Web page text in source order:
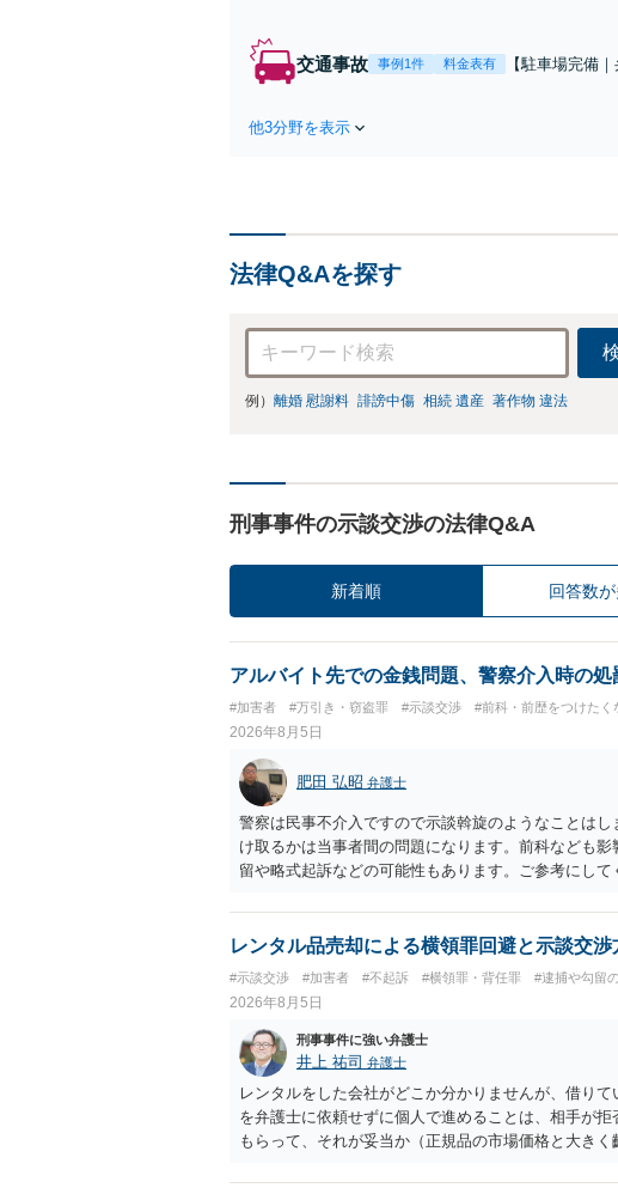
｜駐車場完備】
交通事故 事例1件 料金表有
【駐車場完備
他3分野を表示
法律Q&Aを探す
例） 離婚 慰謝料 誹謗中傷 相続 遺産 著作物 違法
刑事事件の示談交渉の法律Q&A
新着順 回答数
アルバイト先での金銭問題、警察介入時の処
#加害者 #万引き・窃盗罪 #示談交渉 #前科・前歴をつけたく
2026年8月5日
肥田 弘昭 弁護士
警察は民事不介入ですので示談斡旋のようなことは
け取るかは当事者間の問題になります。前科なども
留や略式起訴などの可能性もあります。ご参考にして
レンタル品売却による横領罪回避と示談交渉
#示談交渉 #加害者 #不起訴 #横領罪・背任罪 #逮捕や勾留
2026年8月5日
刑事事件に強い弁護士
井上 祐司 弁護士
レンタルをした会社がどこか分かりませんが、借り
を弁護士に依頼せずに個人で進めることは、相手が
もらって、それが妥当か（正規品の市場価格と大き